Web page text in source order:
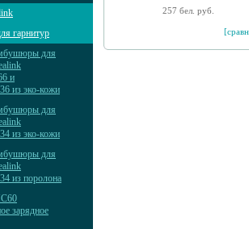
гарнитур
для
и
из эко-кожи
для
из эко-кожи
для
из поролона
зарядное
257 бел. руб.